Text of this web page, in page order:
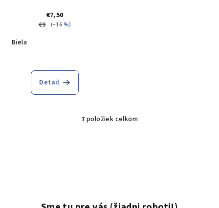
€7,50
€9
(–16 %)
Biela
Detail
O
i
7 položiek celkom